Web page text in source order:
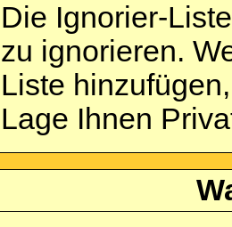
Die Ignorier-
zu ignorieren.
Liste
Lage Ihnen